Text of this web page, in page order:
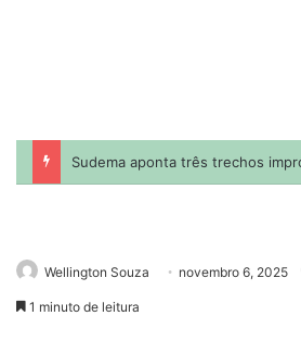
Wellington Souza novembro 6, 2025
1 minuto de leitura